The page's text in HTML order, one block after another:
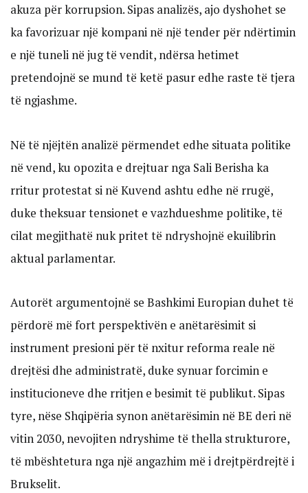
akuza për korrupsion. Sipas analizës, ajo dyshohet se
ka favorizuar një kompani në një tender për ndërtimin
e një tuneli në jug të vendit, ndërsa hetimet
pretendojnë se mund të ketë pasur edhe raste të tjera
të ngjashme.
Në të njëjtën analizë përmendet edhe situata politike
në vend, ku opozita e drejtuar nga Sali Berisha ka
rritur protestat si në Kuvend ashtu edhe në rrugë,
duke theksuar tensionet e vazhdueshme politike, të
cilat megjithatë nuk pritet të ndryshojnë ekuilibrin
aktual parlamentar.
Autorët argumentojnë se Bashkimi Europian duhet të
përdorë më fort perspektivën e anëtarësimit si
instrument presioni për të nxitur reforma reale në
drejtësi dhe administratë, duke synuar forcimin e
institucioneve dhe rritjen e besimit të publikut. Sipas
tyre, nëse Shqipëria synon anëtarësimin në BE deri në
vitin 2030, nevojiten ndryshime të thella strukturore,
të mbështetura nga një angazhim më i drejtpërdrejtë i
Brukselit.